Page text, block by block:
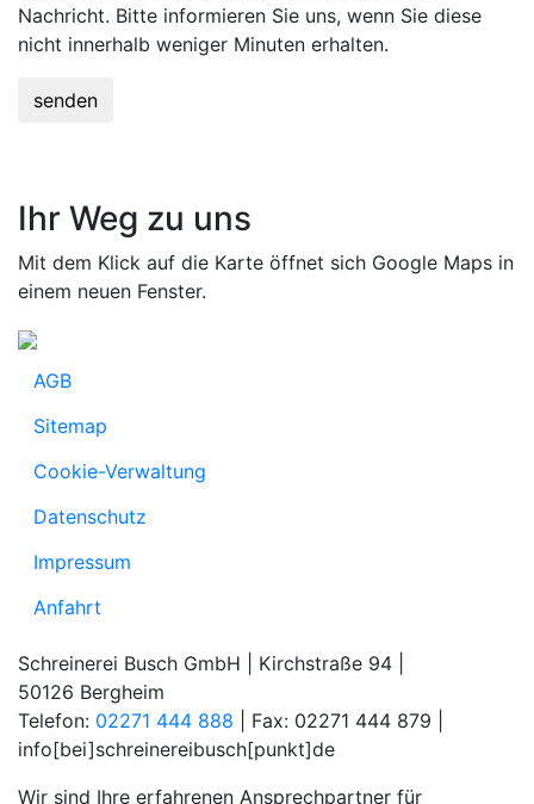
Nachricht. Bitte informieren Sie uns, wenn Sie diese
nicht innerhalb weniger Minuten erhalten.
senden
Ihr Weg zu uns
Mit dem Klick auf die Karte öffnet sich Google Maps in
einem neuen Fenster.
AGB
Sitemap
Cookie-Verwaltung
Datenschutz
Impressum
Anfahrt
Schreinerei Busch GmbH | Kirchstraße 94 |
50126 Bergheim
Telefon: 02271 444 888 | Fax: 02271 444 879 |
info[bei]schreinereibusch[punkt]de
Wir sind Ihre erfahrenen Ansprechpartner für